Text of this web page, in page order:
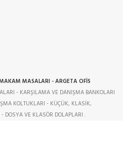
MASALARI - ARGETA OFİS
- KARŞILAMA VE DANIŞMA BANKOLARI
KOLTUKLARI - KÜÇÜK, KLASİK,
DOSYA VE KLASÖR DOLAPLARI .